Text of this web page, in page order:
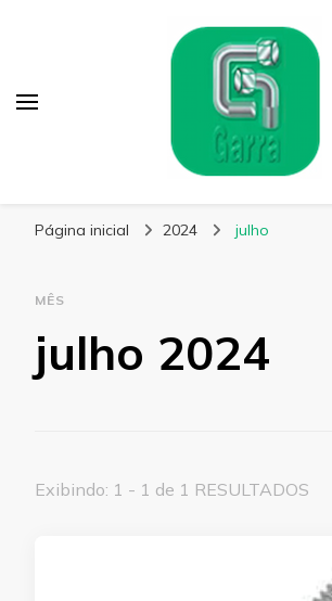
Página inicial 2024 julho
MÊS
julho 2024
Exibindo: 1 - 1 de 1 RESULTADOS